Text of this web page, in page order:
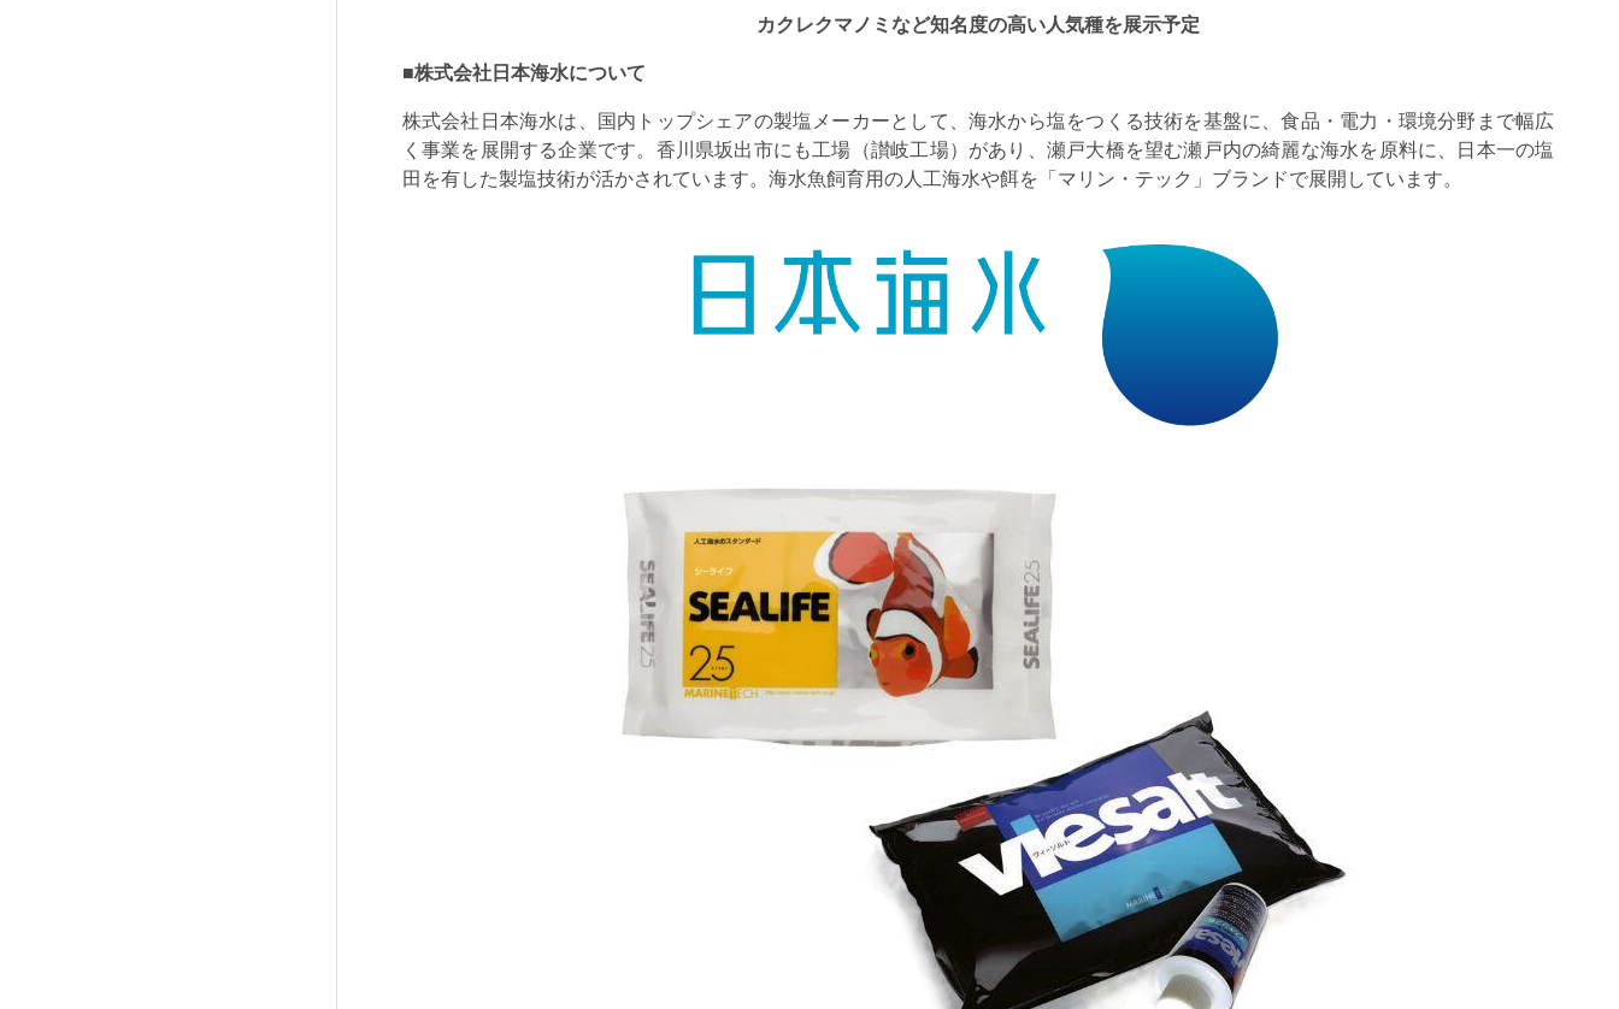
カクレクマノミなど知名度の高い人気種を展示予定
■株式会社日本海水について
株式会社日本海水は、国内トップシェアの製塩メーカーとして、海水から塩をつくる技術を基盤に、食品・電力・環境分野まで幅広
く事業を展開する企業です。香川県坂出市にも工場（讃岐工場）があり、瀬戸大橋を望む瀬戸内の綺麗な海水を原料に、日本一の塩
田を有した製塩技術が活かされています。海水魚飼育用の人工海水や餌を「マリン・テック」ブランドで展開しています。